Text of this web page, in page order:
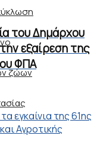
ζώων
του Δημάρχου
εξαίρεση της
ΦΠΑ